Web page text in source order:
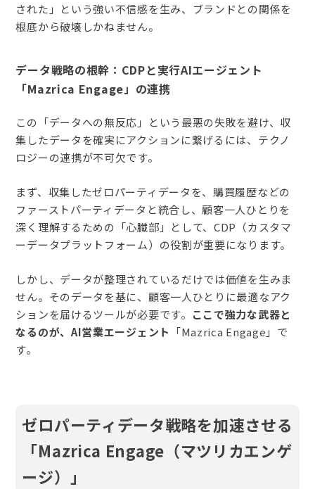
された」という強い不信感を生み、ブランドとの関係を
根底から破壊しかねません。
データ戦略の根幹：CDPと実行AIエージェント
「Mazrica Engage」の連携
この「データへの無反応」という最悪の失敗を避け、収
集したデータを確実にアクションに繋げるには、テクノ
ロジーの連携が不可欠です。
まず、収集したゼロパーティデータを、購買履歴などの
ファーストパーティデータと統合し、顧客一人ひとりを
深く理解するための「心臓部」として、CDP（カスタマ
ーデータプラットフォーム）の役割が重要になります。
しかし、データが整理されているだけでは価値を生みま
せん。そのデータを基に、顧客一人ひとりに最適なアク
ションを届けるツールが必要です。 ここで強力な武器と
なるのが、AI営業エージェント
「Mazrica Engage」で
す。
ゼロパーティデータ戦略を加速させる
「Mazrica Engage（マツリカエンゲ
ージ）」